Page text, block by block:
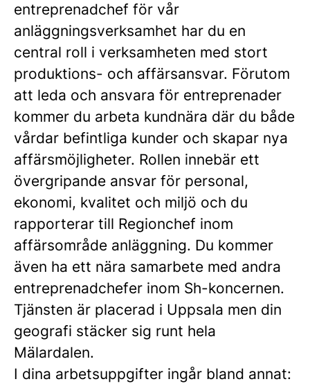
entreprenadchef för vår
anläggningsverksamhet har du en
central roll i verksamheten med stort
produktions- och affärsansvar. Förutom
att leda och ansvara för entreprenader
kommer du arbeta kundnära där du både
vårdar befintliga kunder och skapar nya
affärsmöjligheter. Rollen innebär ett
övergripande ansvar för personal,
ekonomi, kvalitet och miljö och du
rapporterar till Regionchef inom
affärsområde anläggning. Du kommer
även ha ett nära samarbete med andra
entreprenadchefer inom Sh-koncernen.
Tjänsten är placerad i Uppsala men din
geografi stäcker sig runt hela
Mälardalen.
I dina arbetsuppgifter ingår bland annat: